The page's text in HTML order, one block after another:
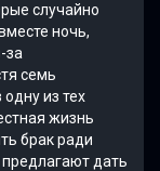
случайно
ночь,
за
семь
из тех
жизнь
брак ради
дать